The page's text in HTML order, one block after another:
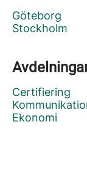
Göteborg
Stockholm
Certifiering
Ekonomi